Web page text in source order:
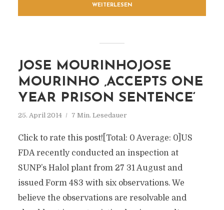
WEITERLESEN
JOSE MOURINHOJOSE
MOURINHO ‚ACCEPTS ONE
YEAR PRISON SENTENCE‘
25. April 2014 7 Min. Lesedauer
Click to rate this post![Total: 0 Average: 0]US
FDA recently conducted an inspection at
SUNP’s Halol plant from 27 31 August and
issued Form 483 with six observations. We
believe the observations are resolvable and